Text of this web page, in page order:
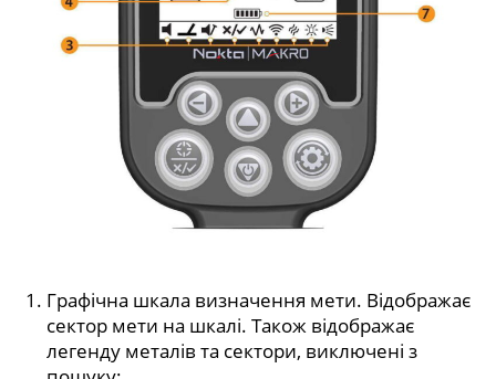
Графічна шкала визначення мети. Відображає
сектор мети на шкалі. Також відображає
легенду металів та сектори, виключені з